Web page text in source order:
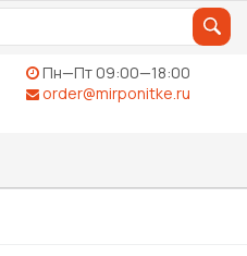
Пн—Пт 09:00—18:00
order@mirponitke.ru